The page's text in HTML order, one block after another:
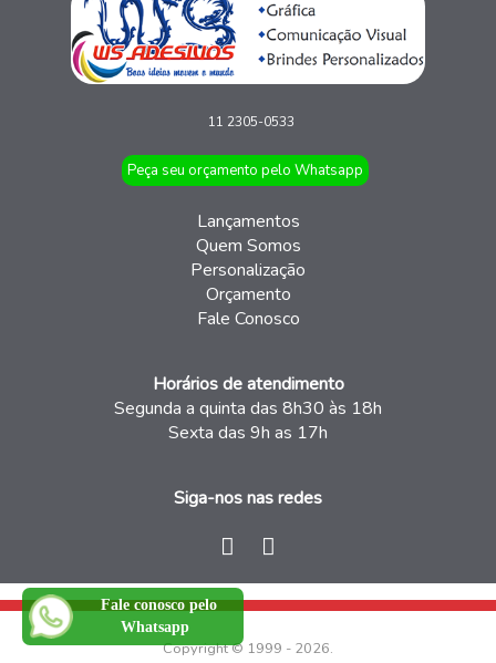
11 2305-0533
Peça seu orçamento pelo Whatsapp
Lançamentos
Quem Somos
Personalização
Orçamento
Fale Conosco
Horários de atendimento
Segunda a quinta das 8h30 às 18h
Sexta das 9h as 17h
Siga-nos nas redes
Copyright © 1999 - 2026.
Fale conosco pelo
Whatsapp